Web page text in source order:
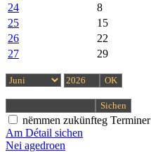
24
8
25
15
26
22
27
29
nëmmen zukünfteg Terminer
Am Détail sichen
Nei agedroen